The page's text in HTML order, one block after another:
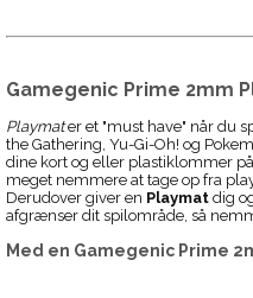
Gamegenic Prime 2mm
Playmater et "must have" når du
the Gathering, Yu-Gi-Oh! og
dine kort og eller plastiklommer
meget nemmere at tage op fra
Derudover giver en Playmat dig
afgrænser dit spilområde, så
Med en Gamegenic Prime